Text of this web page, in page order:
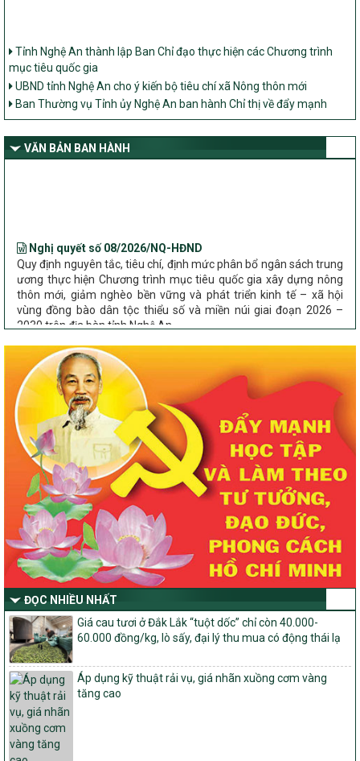
Tỉnh Nghệ An thành lập Ban Chỉ đạo thực hiện các Chương trình
mục tiêu quốc gia
UBND tỉnh Nghệ An cho ý kiến bộ tiêu chí xã Nông thôn mới
Ban Thường vụ Tỉnh ủy Nghệ An ban hành Chỉ thị về đẩy mạnh
thực hiện Chương trình mục tiêu quốc gia xây dựng nông thôn mới,
dân tộc thiểu số và miền núi giai đoạn 2026 – 2030 trên địa bàn tỉnh
Nghệ An
VĂN BẢN BAN HÀNH
Quy định nguyên tắc, tiêu chí, định mức phân bổ ngân sách trung
ương thực hiện Chương trình mục tiêu quốc gia xây dựng nông
thôn mới, giảm nghèo bền vững và phát triển kinh tế – xã hội
vùng đồng bào dân tộc thiểu số và miền núi giai đoạn 2026 –
2030 trên địa bàn tỉnh Nghệ An
về đẩy mạnh thực hiện Chương trình mục tiêu quốc gia xây dựng
nông thôn mới, giảm nghèo bền vững và phát triển kinh tế – xã
hội vùng đồng bào dân tộc thiểu số và miền núi giai đoạn 2026 –
2030 trên địa bàn tỉnh Nghệ An
Quyết định số 2490/QĐ-UBND
Về việc thành lập Ban Chỉ đạo Chương trình mục tiều quốc gia xây
dựng nông thôn mới, giảm nghèo bền vững và phát triển kinh tế –
xã hội vùng đồng bào dân tộc thiểu số và miền núi giai đoạn 2026
-2030 tỉnh Nghệ An
Thông tư Số 23/2026/TT-BNNMT
Thông tư Hướng dẫn thực hiện một số nội dung Chương trình
mục tiêu quốc gia xây dựng nông thôn mới, giảm nghèo bền
vững và phát triển kinh tế – xã hội vùng đồng bào dân tộc thiểu
số và miền núi giai đoạn 2026-2030 thuộc phạm vi quản lý nhà
nước của Bộ Nông nghiệp và Môi trường
Quyết định số: 26/2026/QĐ-TTg
Quyết định ban hành Bộ tiêu chí và quy trình đánh giá, phân hạng
sản phẩm Mỗi xã một sản phẩm
số: 19/2026/QĐ-TTg
Quy định điều kiện, trình tự, thủ tục, hồ sơ xét, công nhận, công bố
và thu hồi quyết định công nhận xã đạt chuẩn nông thôn mới, xã
đạt nông thôn mới hiện đại và tỉnh, thành phố hoàn thành nhiệm
vụ xây dựng nông thôn mới giai đoạn 2026 – 2030
Quyết định số 16/2026/QĐ-TTg
ĐỌC NHIỀU NHẤT
Giá cau tươi ở Đắk Lắk “tuột dốc” chỉ còn 40.000-
60.000 đồng/kg, lò sấy, đại lý thu mua có động thái lạ
Áp dụng kỹ thuật rải vụ, giá nhãn xuồng cơm vàng
tăng cao